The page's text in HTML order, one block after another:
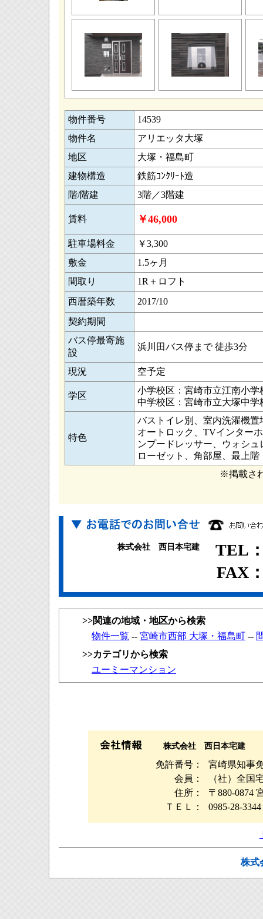
物件番号
14539
物件名
アリエッタ大塚
地区
大塚・福島町
建物構造
鉄筋ｺﾝｸﾘｰﾄ造
階/階建
3階／3階建
賃料 ￥46,000
駐車場料金
￥3,300
敷金
1.5ヶ月
間取り
1R＋ロフト
西暦築年数
2017/10
契約期間
バス停最寄施
設
浜川田バス停まで 徒歩3分
現況 空予定
学区
小学校区：宮崎市立江南小学
中学校区：宮崎市立大塚中学
特色
バストイレ別、室内洗濯機
オートロック、TVインター
ンプードレッサー、ウォシ
ローゼット、角部屋、最上階
※掲載さ
株式会社 西日本宅建
TEL
FAX
>>関連の地域・地区から検索
物件一覧 -- 宮崎市西部 大塚・福島町 --
>>カテゴリから検索
ユーミーマンション
株式会社 西日本宅建
免許番号：
宮崎県知事
会員：
（社）全国
住所：
〒880-0874
ＴＥＬ：
0985-28-3344
株式